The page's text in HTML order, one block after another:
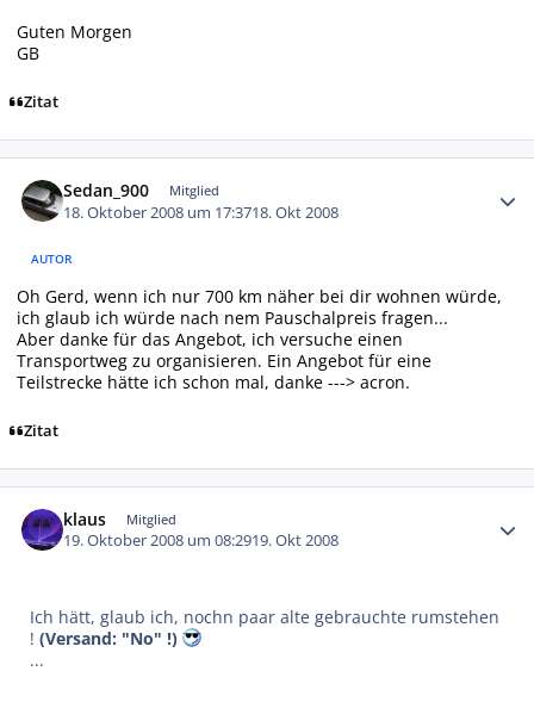
Guten Morgen
GB
Zitat
Sedan_900 Mitglied
18. Oktober 2008 um 17:3718. Okt 2008
AUTOR
Oh Gerd, wenn ich nur 700 km näher bei dir wohnen würde,
ich glaub ich würde nach nem Pauschalpreis fragen...
Aber danke für das Angebot, ich versuche einen
Transportweg zu organisieren. Ein Angebot für eine
Teilstrecke hätte ich schon mal, danke ---> acron.
Zitat
klaus Mitglied
19. Oktober 2008 um 08:2919. Okt 2008
Ich hätt, glaub ich, nochn paar alte gebrauchte rumstehen
!(Versand: "No" !)
...